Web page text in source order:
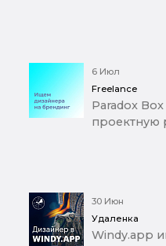
6 Июл
Freelance
Paradox
проектную
30 Июн
Удаленка
Windy.app